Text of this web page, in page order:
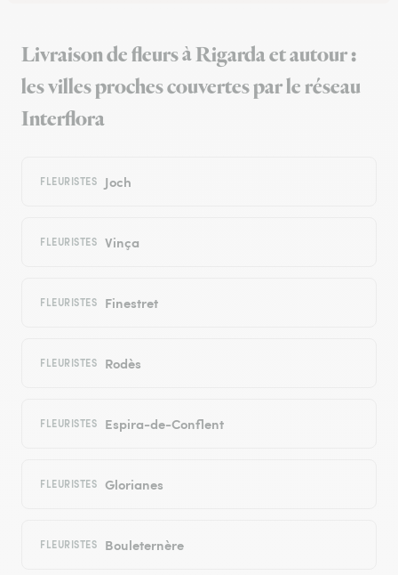
Livraison de fleurs à Rigarda et autour :
les villes proches couvertes par le réseau
Interflora
FLEURISTES Joch
FLEURISTES Vinça
FLEURISTES Finestret
FLEURISTES Rodès
FLEURISTES Espira-de-Conflent
FLEURISTES Glorianes
FLEURISTES Bouleternère